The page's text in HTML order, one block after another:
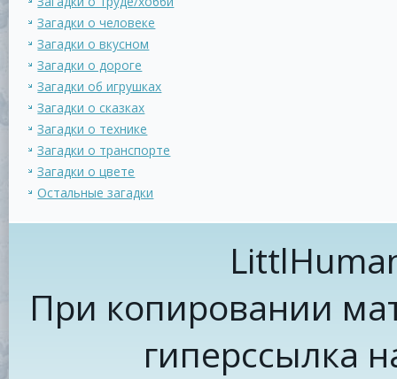
Загадки о человеке
Загадки о вкусном
Загадки о дороге
Загадки об игрушках
Загадки о сказках
Загадки о технике
Загадки о транспорте
Загадки о цвете
Остальные загадки
При копировании
гиперссылка